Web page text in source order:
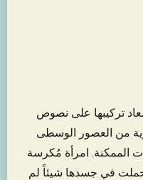
تركيبها على نصوص
من العصور الوسطى
الممكنة. امرأة مُكرسة
حملت في جسدها شيئاً لم